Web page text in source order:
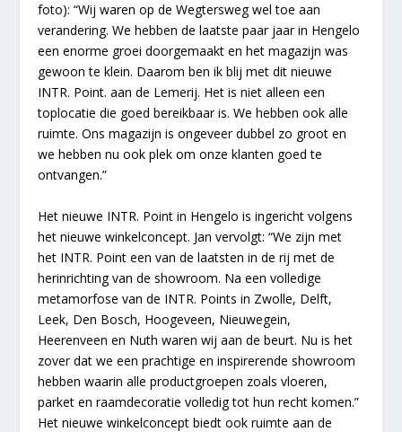
foto): “Wij waren op de Wegtersweg wel toe aan
verandering. We hebben de laatste paar jaar in Hengelo
een enorme groei doorgemaakt en het magazijn was
gewoon te klein. Daarom ben ik blij met dit nieuwe
INTR. Point. aan de Lemerij. Het is niet alleen een
toplocatie die goed bereikbaar is. We hebben ook alle
ruimte. Ons magazijn is ongeveer dubbel zo groot en
we hebben nu ook plek om onze klanten goed te
ontvangen.”
Het nieuwe INTR. Point in Hengelo is ingericht volgens
het nieuwe winkelconcept. Jan vervolgt: “We zijn met
het INTR. Point een van de laatsten in de rij met de
herinrichting van de showroom. Na een volledige
metamorfose van de INTR. Points in Zwolle, Delft,
Leek, Den Bosch, Hoogeveen, Nieuwegein,
Heerenveen en Nuth waren wij aan de beurt. Nu is het
zover dat we een prachtige en inspirerende showroom
hebben waarin alle productgroepen zoals vloeren,
parket en raamdecoratie volledig tot hun recht komen.”
Het nieuwe winkelconcept biedt ook ruimte aan de